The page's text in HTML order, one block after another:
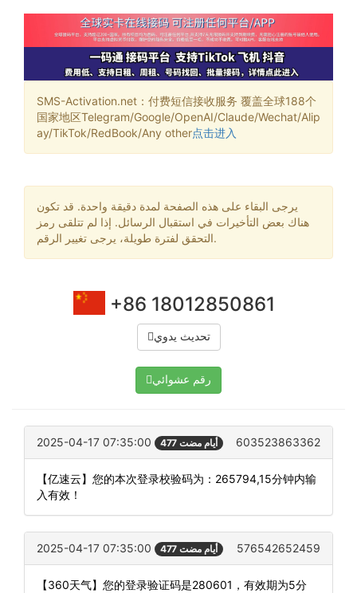
SMS-Activation.net：付费短信接收服务 覆盖全球188个
国家地区Telegram/Google/OpenAI/Claude/Wechat/Alip
ay/TikTok/RedBook/Any other点击进入
يرجى البقاء على هذه الصفحة لمدة دقيقة واحدة. قد تكون
هناك بعض التأخيرات في استقبال الرسائل. إذا لم تتلقى رمز
التحقق لفترة طويلة، يرجى تغيير الرقم.
+86 18012850861
تحديث يدوي
رقم عشوائي
2025-04-17 07:35:00 477 أيام مضت 603523863362
【亿速云】您的本次登录校验码为：265794,15分钟内输
入有效！
2025-04-17 07:35:00 477 أيام مضت 576542652459
【360天气】您的登录验证码是280601，有效期为5分